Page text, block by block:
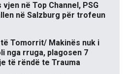
në Top Channel, PSG
në Salzburg për trofeun
Tomorrit/ Makinës nuk i
nga rruga, plagosen 7
të rëndë te Trauma